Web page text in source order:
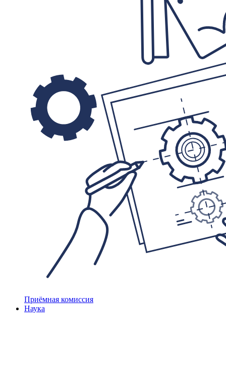
Приёмная комиссия
Наука